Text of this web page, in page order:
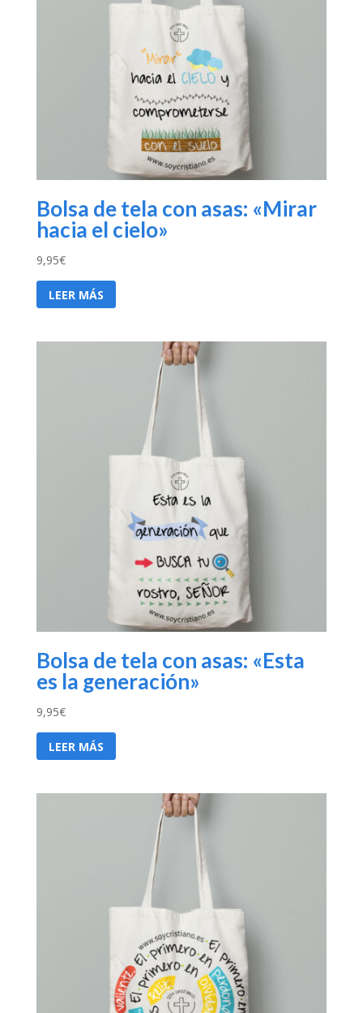
Bolsa de tela con asas: «Mirar
hacia el cielo»
9,95€
LEER MÁS
Bolsa de tela con asas: «Esta
es la generación»
9,95€
LEER MÁS